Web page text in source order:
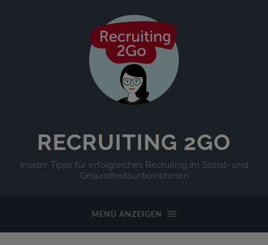
RECRUITING 2GO
Insider Tipps für erfolgreiches Recruiting im Sozial- und
Gesundheitsunternehmen
MENÜ ANZEIGEN